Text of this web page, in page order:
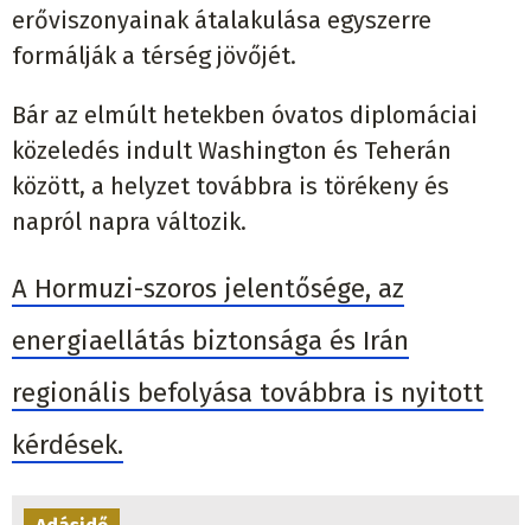
erőviszonyainak átalakulása egyszerre
formálják a térség jövőjét.
Bár az elmúlt hetekben óvatos diplomáciai
közeledés indult Washington és Teherán
között, a helyzet továbbra is törékeny és
napról napra változik.
A Hormuzi-szoros jelentősége, az
energiaellátás biztonsága és Irán
regionális befolyása továbbra is nyitott
kérdések.